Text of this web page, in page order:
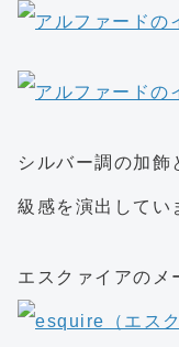
シルバー調の加飾
級感を演出してい
エスクァイアのメ